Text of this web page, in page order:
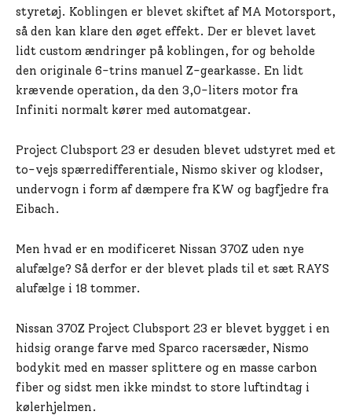
styretøj. Koblingen er blevet skiftet af MA Motorsport,
så den kan klare den øget effekt. Der er blevet lavet
lidt custom ændringer på koblingen, for og beholde
den originale 6-trins manuel Z-gearkasse. En lidt
krævende operation, da den 3,0-liters motor fra
Infiniti normalt kører med automatgear.
Project Clubsport 23 er desuden blevet udstyret med et
to-vejs spærredifferentiale, Nismo skiver og klodser,
undervogn i form af dæmpere fra KW og bagfjedre fra
Eibach.
Men hvad er en modificeret Nissan 370Z uden nye
alufælge? Så derfor er der blevet plads til et sæt RAYS
alufælge i 18 tommer.
Nissan 370Z Project Clubsport 23 er blevet bygget i en
hidsig orange farve med Sparco racersæder, Nismo
bodykit med en masser splittere og en masse carbon
fiber og sidst men ikke mindst to store luftindtag i
kølerhjelmen.